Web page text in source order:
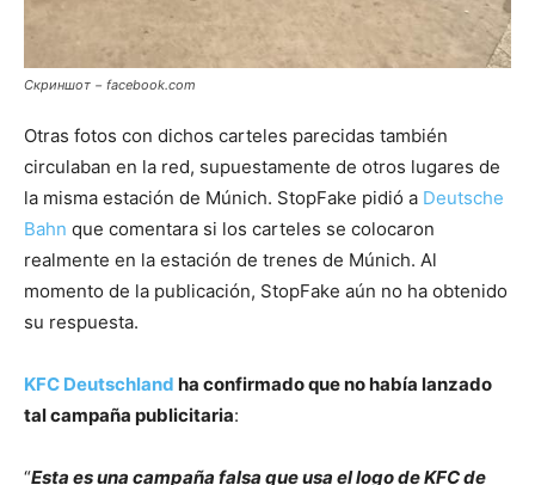
Скриншот − facebook.com
Otras fotos con dichos carteles parecidas también
circulaban en la red, supuestamente de otros lugares de
la misma estación de Múnich. StopFake pidió a Deutsche
Bahn que comentara si los carteles se colocaron
realmente en la estación de trenes de Múnich. Al
momento de la publicación, StopFake aún no ha obtenido
su respuesta.
KFC Deutschland ha confirmado que no había lanzado
tal campaña publicitaria:
“Esta es una campaña falsa que usa el logo de KFC de